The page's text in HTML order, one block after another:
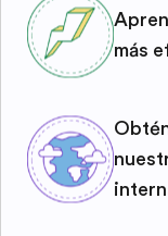
más